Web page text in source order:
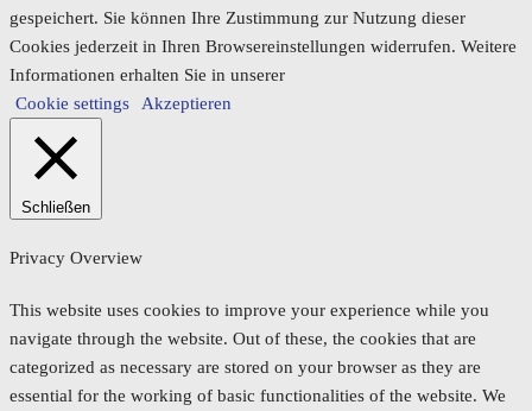
gespeichert. Sie können Ihre Zustimmung zur Nutzung dieser
Cookies jederzeit in Ihren Browsereinstellungen widerrufen. Weitere
Informationen erhalten Sie in unserer
Cookie settings
Akzeptieren
Schließen
Privacy Overview
This website uses cookies to improve your experience while you
navigate through the website. Out of these, the cookies that are
categorized as necessary are stored on your browser as they are
essential for the working of basic functionalities of the website. We